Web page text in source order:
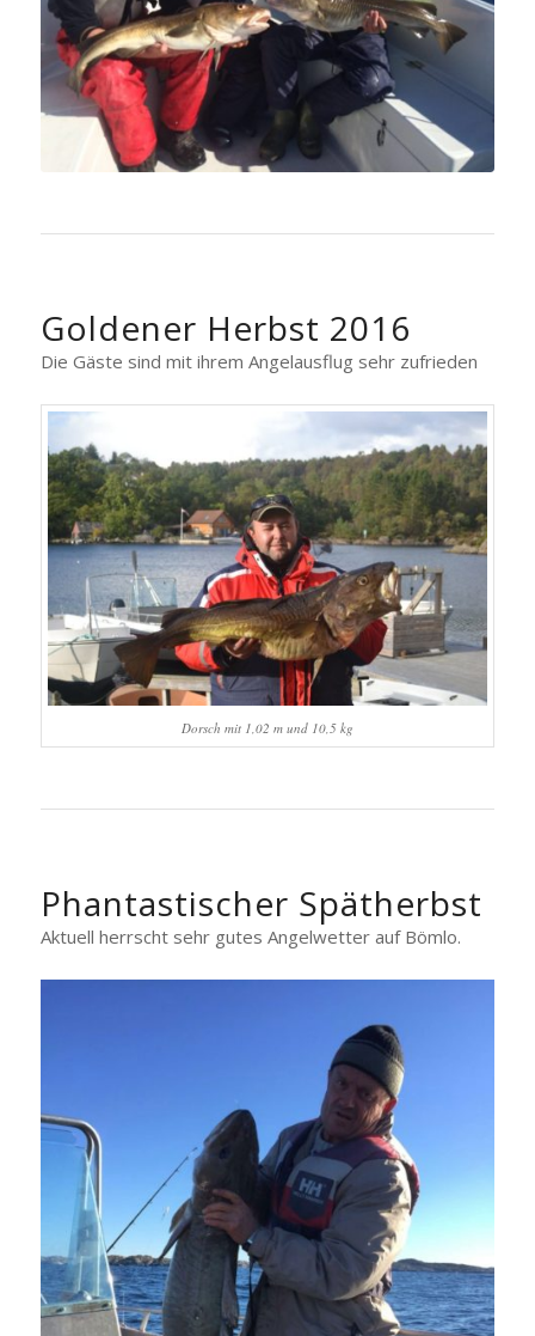
Goldener Herbst 2016
Die Gäste sind mit ihrem Angelausflug sehr zufrieden
Dorsch mit 1,02 m und 10,5 kg
Phantastischer Spätherbst
Aktuell herrscht sehr gutes Angelwetter auf Bömlo.